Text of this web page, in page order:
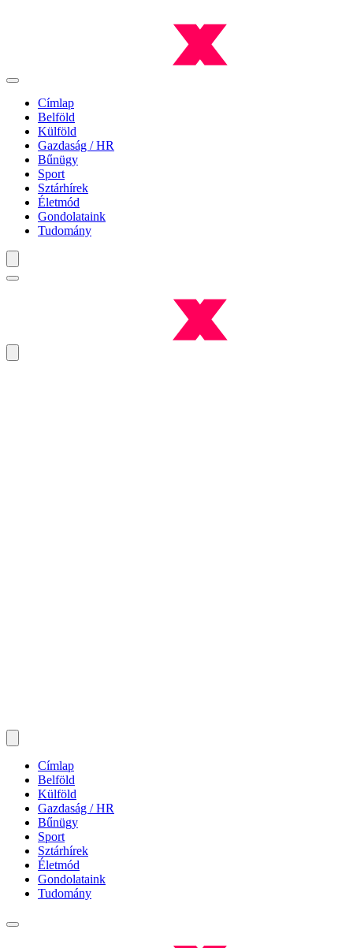
Címlap
Belföld
Külföld
Gazdaság / HR
Bűnügy
Sport
Sztárhírek
Életmód
Gondolataink
Tudomány
Címlap
Belföld
Külföld
Gazdaság / HR
Bűnügy
Sport
Sztárhírek
Életmód
Gondolataink
Tudomány